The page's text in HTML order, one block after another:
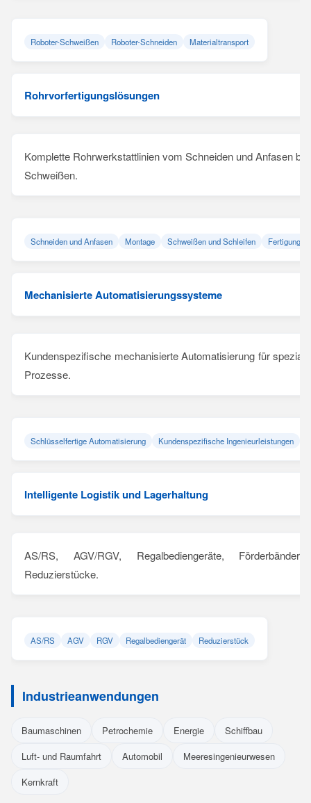
Roboter-Schweißen Roboter-Schneiden Materialtransport
Rohrvorfertigungslösungen
Komplette Rohrwerkstattlinien vom Schneiden und Anfasen
Schweißen.
Schneiden und Anfasen Montage Schweißen und Schleifen
Mechanisierte Automatisierungssysteme
Kundenspezifische mechanisierte Automatisierung für
Prozesse.
Schlüsselfertige Automatisierung Kundenspezifische Ingenieurleistungen
Intelligente Logistik und Lagerhaltung
AS/RS, AGV/RGV, Regalbediengeräte,
Reduzierstücke.
AS/RS AGV RGV Regalbediengerät Reduzierstück
Industrieanwendungen
Baumaschinen Petrochemie Energie
Schiffbau
Luft- und Raumfahrt
Automobil
Meeresingenieurwesen
Kernkraft